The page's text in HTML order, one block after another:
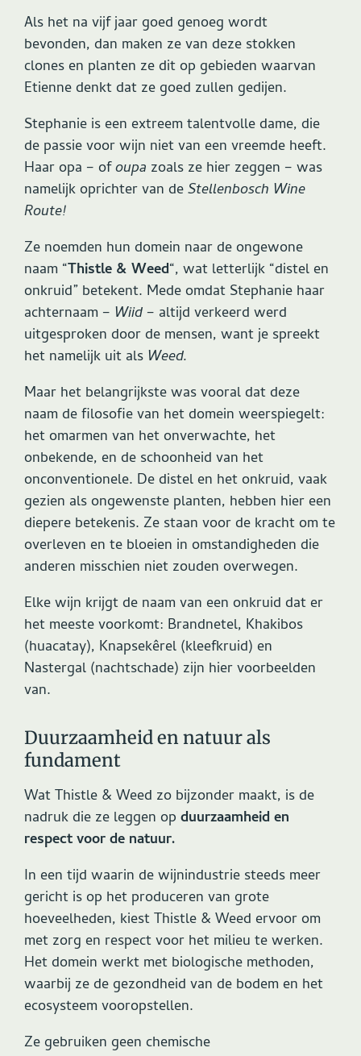
Als het na vijf jaar goed genoeg wordt
bevonden, dan maken ze van deze stokken
clones en planten ze dit op gebieden waarvan
Etienne denkt dat ze goed zullen gedijen.
Stephanie is een extreem talentvolle dame, die
de passie voor wijn niet van een vreemde heeft.
Haar opa – ofoupa zoals ze hier zeggen – was
namelijk oprichter van deStellenbosch Wine
Route!
Ze noemden hun domein naar de ongewone
naam “Thistle & Weed“, wat letterlijk “distel en
onkruid” betekent. Mede omdat Stephanie haar
achternaam – Wiid – altijd verkeerd werd
uitgesproken door de mensen, want je spreekt
het namelijk uit als Weed.
Maar het belangrijkste was vooral dat deze
naam de filosofie van het domein weerspiegelt:
het omarmen van het onverwachte, het
onbekende, en de schoonheid van het
onconventionele. De distel en het onkruid, vaak
gezien als ongewenste planten, hebben hier een
diepere betekenis. Ze staan voor de kracht om te
overleven en te bloeien in omstandigheden die
anderen misschien niet zouden overwegen.
Elke wijn krijgt de naam van een onkruid dat er
het meeste voorkomt: Brandnetel, Khakibos
(huacatay), Knapsekêrel (kleefkruid) en
Nastergal (nachtschade) zijn hier voorbeelden
van.
Duurzaamheid en natuur als
fundament
Wat Thistle & Weed zo bijzonder maakt, is de
nadruk die ze leggen op duurzaamheid en
respect voor de natuur.
In een tijd waarin de wijnindustrie steeds meer
gericht is op het produceren van grote
hoeveelheden, kiest Thistle & Weed ervoor om
met zorg en respect voor het milieu te werken.
Het domein werkt met biologische methoden,
waarbij ze de gezondheid van de bodem en het
ecosysteem vooropstellen.
Ze gebruiken geen chemische